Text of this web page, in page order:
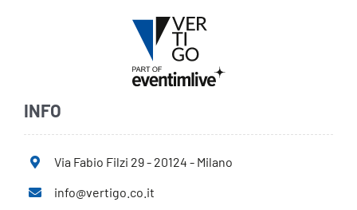
INFO
Via Fabio Filzi 29 - 20124 - Milano
info@vertigo.co.it